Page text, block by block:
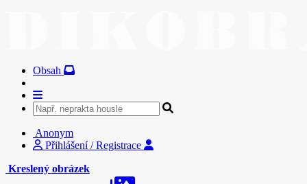
Obsah
Anonym
Přihlášení / Registrace
Kreslený obrázek